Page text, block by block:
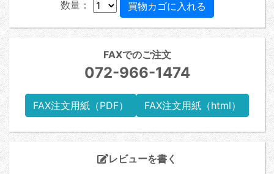
数量：
FAXでのご注文
072-966-1474
FAX注文用紙（PDF） FAX注文用紙（html）
レビューを書く